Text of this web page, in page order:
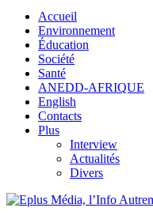
Accueil
Environnement
Éducation
Société
Santé
ANEDD-AFRIQUE
English
Contacts
Plus
Interview
Actualités
Divers